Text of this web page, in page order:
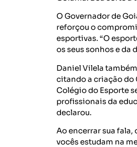
O Governador de
reforçou o
esportivas. “O
os seus sonhos e da
Daniel Vilela
citando a criação do
Colégio do Esporte
profissionais da
declarou.
Ao encerrar sua fala,
vocês estudam na